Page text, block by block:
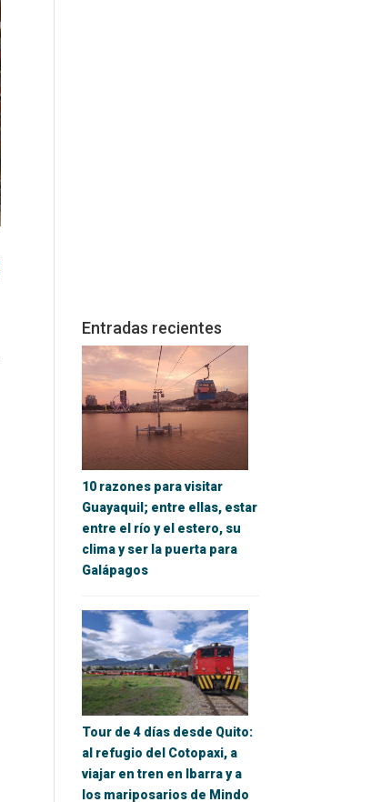
Entradas recientes
10 razones para visitar
Guayaquil; entre ellas, estar
entre el río y el estero, su
clima y ser la puerta para
Galápagos
Tour de 4 días desde Quito:
al refugio del Cotopaxi, a
viajar en tren en Ibarra y a
los mariposarios de Mindo